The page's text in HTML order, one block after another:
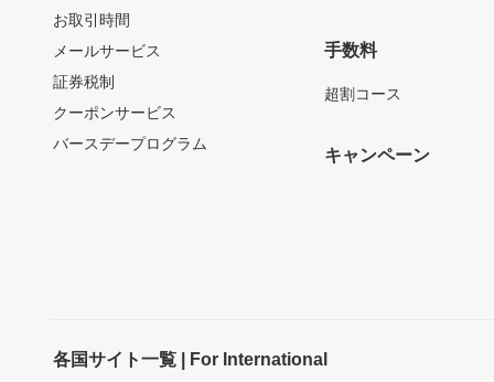
お取引時間
メールサービス
証券税制
クーポンサービス
バースデープログラム
手数料
超割コース
キャンペーン
各国サイト一覧 | For International